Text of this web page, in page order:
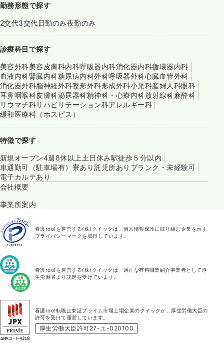
勤務形態で探す
2交代3交代日勤のみ夜勤のみ
診療科目で探す
美容外科美容皮膚科内科呼吸器内科消化器内科循環器内科
血液内科腎臓内科糖尿病内科外科呼吸器外科心臓血管外科
消化器外科脳神経外科整形外科形成外科小児科産婦人科眼科
耳鼻咽喉科皮膚科泌尿器科精神科・心療内科放射線科麻酔科
リウマチ科リハビリテーション科アレルギー科
緩和医療科（ホスピス）
特徴で探す
新規オープン4週8休以上 土日休み駅徒歩５分以内
車通勤可（駐車場有） 寮あり託児所あり ブランク・未経験可
電子カルテあり
会社概要
事業所案内
看護roo!を運営する(株)クイックは、個人情報保護に取り組む企業を示す
プライバシーマークを取得しています。
看護roo!を運営する(株)クイックは、適正な有料職業紹介事業者として厚
生労働省より認定を受けています。
看護roo!転職は東証プライム市場上場企業のクイックが、厚生労働大臣の
許可を受けて運営しています。
厚生労働大臣許可27-ユ-020100